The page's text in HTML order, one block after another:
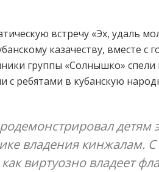
встречу «Эх, удаль
казачеству, вместе с
группы «Солнышко»
с ребятами в кубанскую
детям
владения кинжалам.
виртуозно владеет